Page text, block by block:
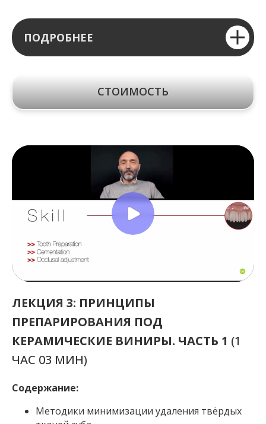
ПОДРОБНЕЕ
СТОИМОСТЬ
ЛЕКЦИЯ 3: ПРИНЦИПЫ
ПРЕПАРИРОВАНИЯ ПОД
КЕРАМИЧЕСКИЕ ВИНИРЫ. ЧАСТЬ 1 (1
ЧАС 03 МИН)
Содержание:
Методики минимизации удаления твёрдых